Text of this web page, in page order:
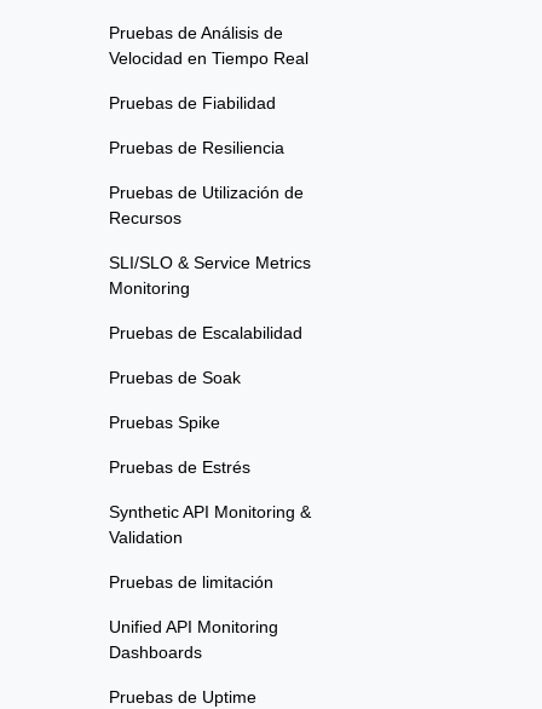
Pruebas de Análisis de
Velocidad en Tiempo Real
Pruebas de Fiabilidad
Pruebas de Resiliencia
Pruebas de Utilización de
Recursos
SLI/SLO & Service Metrics
Monitoring
Pruebas de Escalabilidad
Pruebas de Soak
Pruebas Spike
Pruebas de Estrés
Synthetic API Monitoring &
Validation
Pruebas de limitación
Unified API Monitoring
Dashboards
Pruebas de Uptime